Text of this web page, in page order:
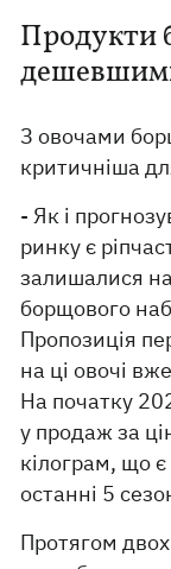
Продукти
З овочами
критичніша
- Як і
ринку є
залишалися
борщового
Пропозиція
на ці овочі
На початку
у продаж за
кілограм, що
останні 5
Протягом двох